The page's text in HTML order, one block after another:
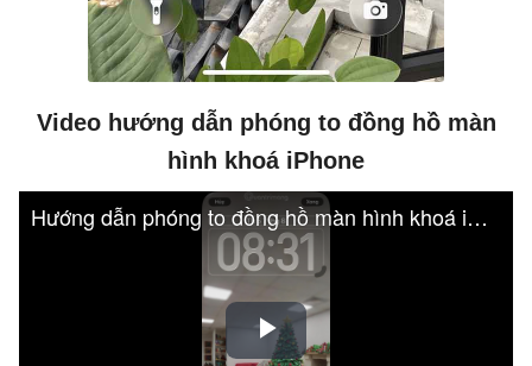
Video hướng dẫn phóng to đồng hồ màn
hình khoá iPhone